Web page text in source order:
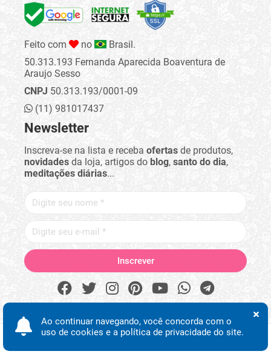
Feito com no
Brasil.
50.313.193 Fernanda Aparecida Boaventura de
Araujo Sesso
CNPJ 50.313.193/0001-09
(11) 981017437
Newsletter
Inscreva-se na lista e receba ofertas de produtos,
novidades da loja, artigos do blog, santo do dia,
meditações diárias...
Ao continuar navegando, você concorda com o
uso de cookies e a política de privacidade do site.